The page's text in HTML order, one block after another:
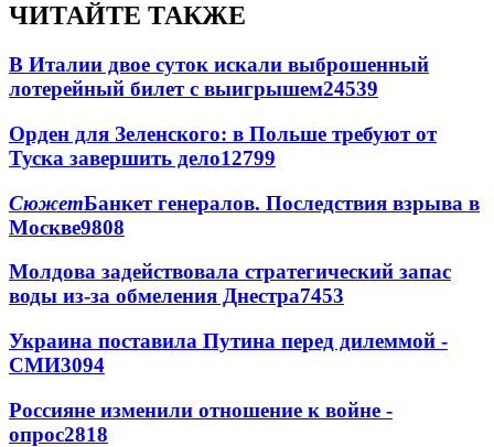
ЧИТАЙТЕ ТАКЖЕ
В Италии двое суток искали выброшенный
лотерейный билет с выигрышем24539
Орден для Зеленского: в Польше требуют от
Туска завершить дело12799
СюжетБанкет генералов. Последствия взрыва в
Москве9808
Молдова задействовала стратегический запас
воды из-за обмеления Днестра7453
Украина поставила Путина перед дилеммой -
СМИ3094
Россияне изменили отношение к войне -
опрос2818